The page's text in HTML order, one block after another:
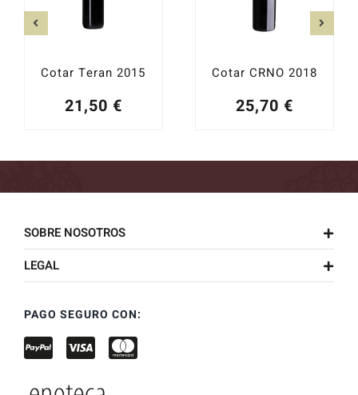
Cotar Teran 2015
21,50 €
Cotar CRNO 2018
25,70 €
SOBRE NOSOTROS
LEGAL
PAGO SEGURO CON: